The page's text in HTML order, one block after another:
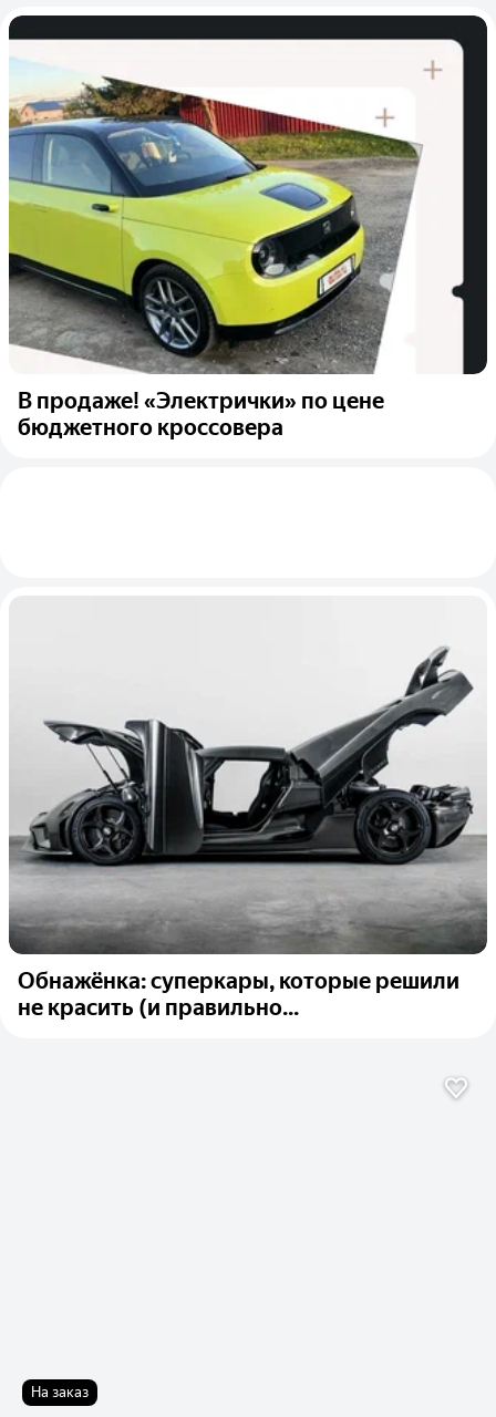
В продаже! «Электрички» по цене
бюджетного кроссовера
Обнажёнка: суперкары, которые решили
не красить (и правильно...
На заказ